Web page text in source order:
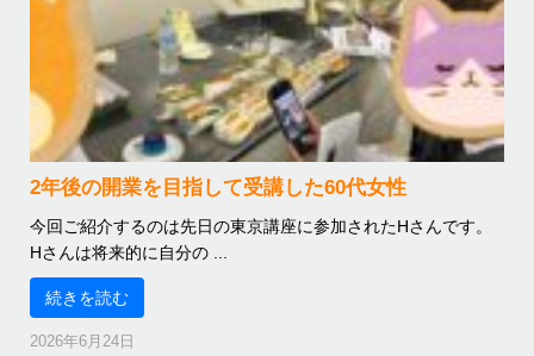
2年後の開業を目指して受講した60代女性
今回ご紹介するのは先日の東京講座に参加されたHさんです。
Hさんは将来的に自分の ...
続きを読む
2026年6月24日